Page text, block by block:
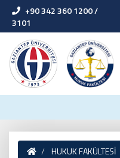
+90 342 360 1200 /
3101
HUKUK FAKÜLTESİ